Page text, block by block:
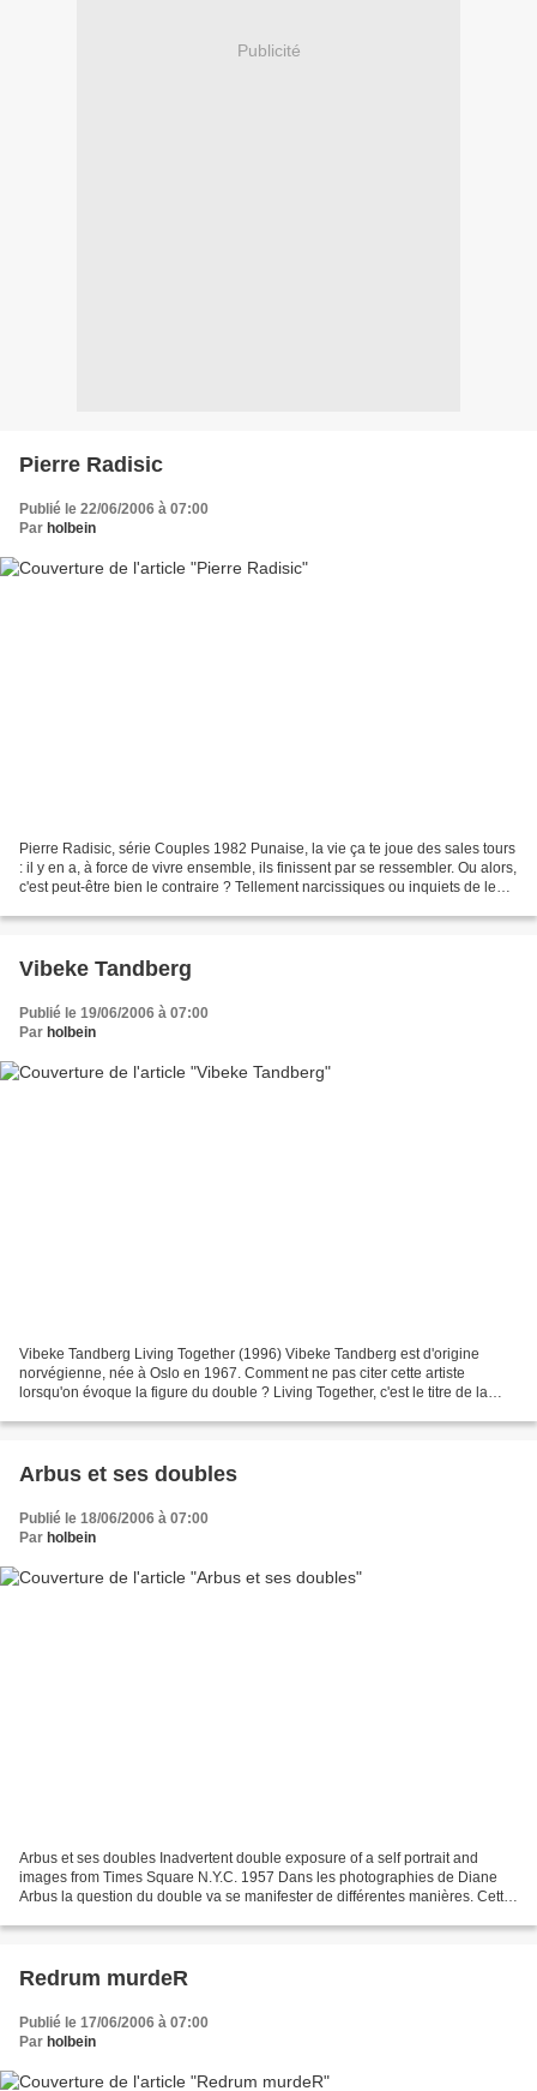
Publicité
Pierre Radisic
Publié le 22/06/2006 à 07:00
Par holbein
Pierre Radisic, série Couples 1982 Punaise, la vie ça te joue des sales tours
: il y en a, à force de vivre ensemble, ils finissent par se ressembler. Ou alors,
c'est peut-être bien le contraire ? Tellement narcissiques ou inquiets de leur
Vibeke Tandberg
Publié le 19/06/2006 à 07:00
Par holbein
Vibeke Tandberg Living Together (1996) Vibeke Tandberg est d'origine
norvégienne, née à Oslo en 1967. Comment ne pas citer cette artiste
lorsqu'on évoque la figure du double ? Living Together, c'est le titre de la
Arbus et ses doubles
Publié le 18/06/2006 à 07:00
Par holbein
Arbus et ses doubles Inadvertent double exposure of a self portrait and
images from Times Square N.Y.C. 1957 Dans les photographies de Diane
Arbus la question du double va se manifester de différentes manières. Cette
Redrum murdeR
Publié le 17/06/2006 à 07:00
Par holbein